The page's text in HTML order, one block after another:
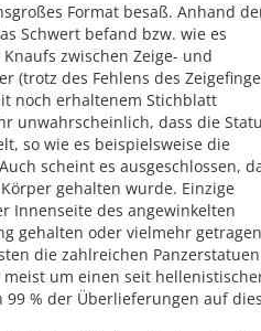
Format besaß. Anhand
Schwert befand bzw. wie es
zwischen Zeige- und
(trotz des Fehlens des
noch erhaltenem Stichblatt
unwahrscheinlich, dass die
so wie es beispielsweise die
scheint es ausgeschlossen,
gehalten wurde. Einzige
Innenseite des angewinkelten
gehalten oder vielmehr getragen
die zahlreichen Panzerstatuen
um einen seit
99 % der Überlieferungen auf